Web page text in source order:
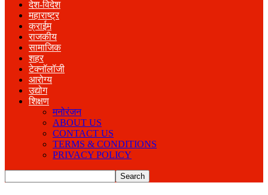
देश-विदेश
महाराष्ट्र
क्राईम
राजकीय
सामाजिक
शहर
टेक्नॉलॉजी
आरोग्य
उद्योग
शिक्षण
मनोरंजन
ABOUT US
CONTACT US
TERMS & CONDITIONS
PRIVACY POLICY